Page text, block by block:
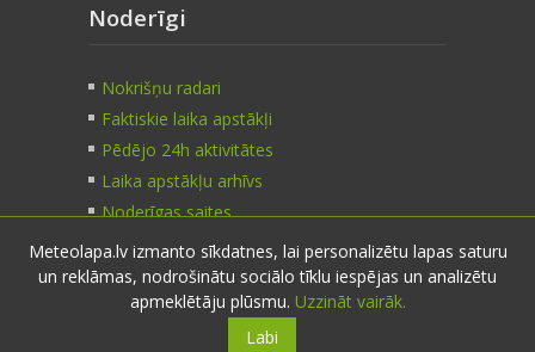
Noderīgi
Nokrišņu radari
Faktiskie laika apstākļi
Pēdējo 24h aktivitātes
Laika apstākļu arhīvs
Noderīgas saites
Kontakti
Meteolapa.lv izmanto sīkdatnes, lai personalizētu lapas saturu
un reklāmas, nodrošinātu sociālo tīklu iespējas un analizētu
apmeklētāju plūsmu. Uzzināt vairāk.
Labi